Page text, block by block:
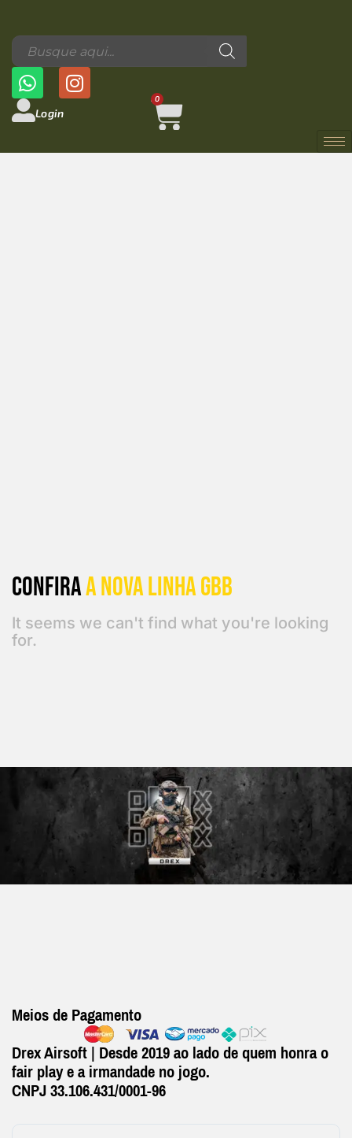
Login
0
Confiraa Nova linha GBB
It seems we can't find what you're looking
for.
Meios de Pagamento
Drex Airsoft | Desde 2019 ao lado de quem honra o
fair play e a irmandade no jogo.
CNPJ 33.106.431/0001-96